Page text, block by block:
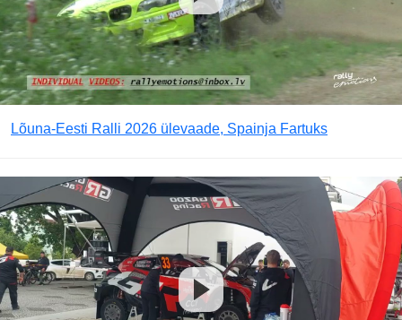
Lõuna-Eesti Ralli 2026 ülevaade, Spainja Fartuks